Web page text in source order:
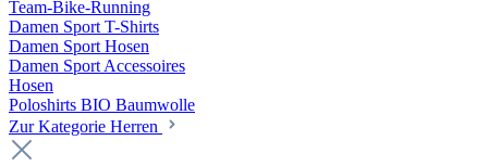
Team-Bike-Running
Damen Sport T-Shirts
Damen Sport Hosen
Damen Sport Accessoires
Hosen
Poloshirts BIO Baumwolle
Zur Kategorie Herren